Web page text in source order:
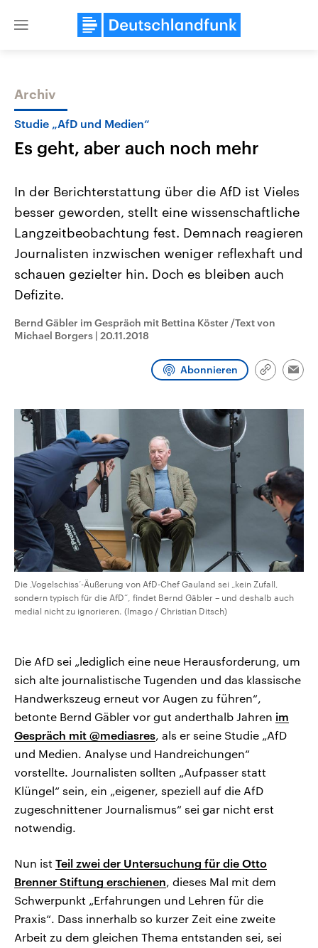
Close
Themen
Landtagswahl Sachsen-Anhalt
2026
Alle Informationen
Sachsen-Anhalt wählt am 6.
September 2026 einen neuen
Bundesland von einer Koalition aus
CDU, SPD und FDP regiert.-
Umfragen, Prognosen,
und Hintergründe zu den Parteien
und Kandidaten der anstehenden
USA
Aktuelle Beiträge,
Hintergründe
Wirtschaftlich und
mit großem Einfluss auf
aktuelle Weltgeschehen.
Programm Podcasts
Archiv
Studie „AfD und Medien“
Es geht, aber auch noch mehr
In der Berichterstattung über die AfD ist Vieles
besser geworden, stellt eine wissenschaftliche
Langzeitbeobachtung fest. Demnach reagieren
Journalisten inzwischen weniger reflexhaft und
schauen gezielter hin. Doch es bleiben auch
Defizite.
Bernd Gäbler im Gespräch mit Bettina Köster /Text von
Michael Borgers | 20.11.2018
Abonnieren
Link
Die ‚Vogelschiss‘-Äußerung von AfD-Chef Gauland sei „kein Zufall,
sondern typisch für die AfD“, findet Bernd Gäbler – und deshalb auch
medial nicht zu ignorieren. (Imago / Christian Ditsch)
Die AfD sei „lediglich eine neue Herausforderung, um
sich alte journalistische Tugenden und das klassische
Handwerkszeug erneut vor Augen zu führen“,
betonte Bernd Gäbler vor gut anderthalb Jahren im
Gespräch mit @mediasres, als er seine Studie „AfD
und Medien. Analyse und Handreichungen“
vorstellte. Journalisten sollten „Aufpasser statt
Klüngel“ sein, ein „eigener, speziell auf die AfD
zugeschnittener Journalismus“ sei gar nicht erst
notwendig.
Nun ist Teil zwei der Untersuchung für die Otto
Brenner Stiftung erschienen, dieses Mal mit dem
Schwerpunkt „Erfahrungen und Lehren für die
Praxis“. Dass innerhalb so kurzer Zeit eine zweite
Arbeit zu dem gleichen Thema entstanden sei, sei